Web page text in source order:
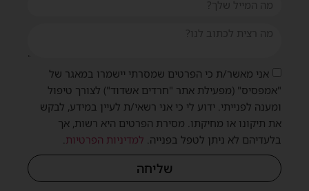
אני מאשר/ת כי הפרטים שמסרתי יישמרו במאגר של
"אמפסיס" (מפעילת אתר "חרדים אשדוד") לצורך טיפול
ומענה לפנייתי. ידוע לי כי אני רשאי/ת לעיין במידע, לבקש
את תיקונו או מחיקתו. מסירת הפרטים היא רשות, אך
בלעדיהם לא ניתן לטפל בפנייה.למדיניות הפרטיות.
שליחה